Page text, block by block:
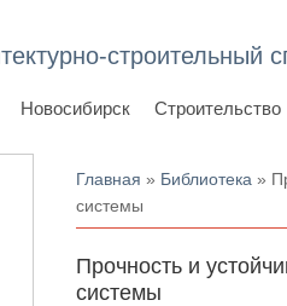
строительный
Новосибирск Строительство
Вы здесь
Главная » Библиотека »
системы
Прочность и
системы